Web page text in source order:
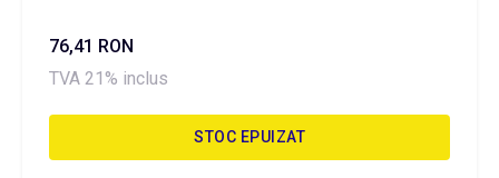
76,41 RON
TVA 21% inclus
STOC EPUIZAT